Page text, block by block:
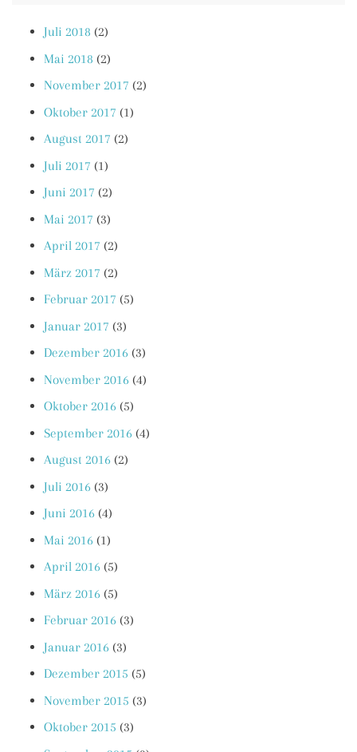
Juli 2018 (2)
Mai 2018 (2)
November 2017 (2)
Oktober 2017 (1)
August 2017 (2)
Juli 2017 (1)
Juni 2017 (2)
Mai 2017 (3)
April 2017 (2)
März 2017 (2)
Februar 2017 (5)
Januar 2017 (3)
Dezember 2016 (3)
November 2016 (4)
Oktober 2016 (5)
September 2016 (4)
August 2016 (2)
Juli 2016 (3)
Juni 2016 (4)
Mai 2016 (1)
April 2016 (5)
März 2016 (5)
Februar 2016 (3)
Januar 2016 (3)
Dezember 2015 (5)
November 2015 (3)
Oktober 2015 (3)